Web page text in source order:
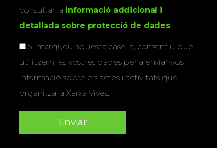
consultar la informació addicional i
detallada sobre protecció de dades.
Si marqueu aquesta casella, consentiu que
utilitzem les vostres dades per a enviar-vos
informació sobre els actes i activitats que
organitza la Xarxa Vives.